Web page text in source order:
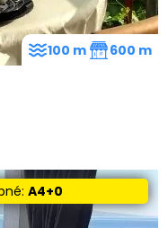
100 m 600 m
A4+0